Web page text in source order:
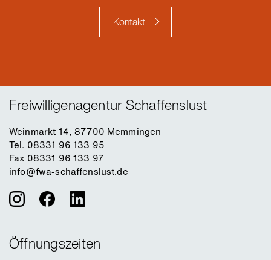
Kontakt
Freiwilligenagentur Schaffenslust
Weinmarkt 14, 87700 Memmingen
Tel. 08331 96 133 95
Fax 08331 96 133 97
info@fwa-schaffenslust.de
Öffnungszeiten